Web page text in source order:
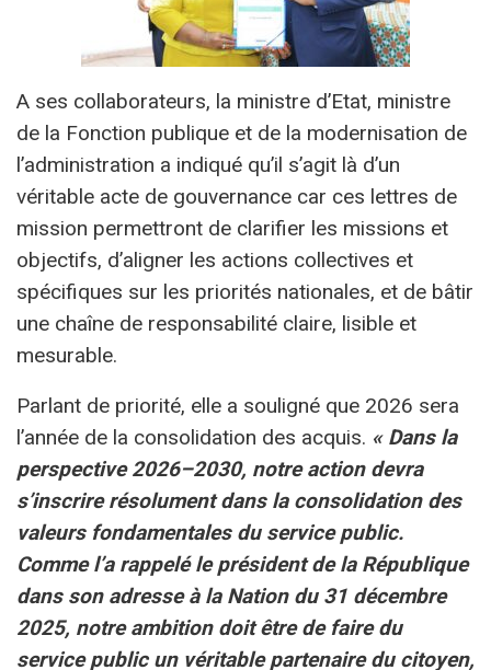
A ses collaborateurs, la ministre d’Etat, ministre
de la Fonction publique et de la modernisation de
l’administration a indiqué qu’il s’agit là d’un
véritable acte de gouvernance car ces lettres de
mission permettront de clarifier les missions et
objectifs, d’aligner les actions collectives et
spécifiques sur les priorités nationales, et de bâtir
une chaîne de responsabilité claire, lisible et
mesurable.
Parlant de priorité, elle a souligné que 2026 sera
l’année de la consolidation des acquis. « Dans la
perspective 2026–2030, notre action devra
s’inscrire résolument dans la consolidation des
valeurs fondamentales du service public.
Comme l’a rappelé le président de la République
dans son adresse à la Nation du 31 décembre
2025, notre ambition doit être de faire du
service public un véritable partenaire du citoyen,